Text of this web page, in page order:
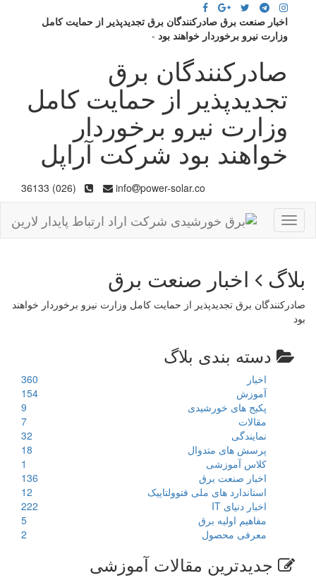
اخبار صنعت برق صادرکنندگان برق تجدیدپذیر از حمایت کامل
وزارت نیرو برخوردار خواهند بود -
صادرکنندگان برق
تجدیدپذیر از حمایت کامل
وزارت نیرو برخوردار
خواهند بود شرکت آراپل
info power-solar.co
(026) 36133
Toggle
navigation
بلاگ اخبار صنعت برق
صادرکنندگان برق تجدیدپذیر از حمایت کامل وزارت نیرو برخوردار خواهند
بود
دسته بندی بلاگ
اخبار
360
آموزش
154
پکیج های خورشیدی
9
مقالات
7
نمایندگی
32
پرسش های متدوال
18
کلاس آموزشی
1
اخبار صنعت برق
136
استاندارد های ملی فتوولتاییک
12
اخبار دنیای IT
222
مفاهیم اولیه برق
5
معرفی محصول
2
جدیدترین مقالات آموزشی